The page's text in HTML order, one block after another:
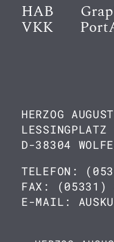
HAB
VKK
HERZOG
LESSINGPLATZ
D-38304
TELEFON:
FAX: (05331)
E-MAIL: